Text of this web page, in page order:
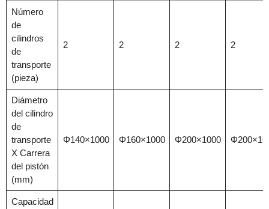
Número
de
cilindros
de
transporte
(pieza)
2 2 2 2
Diámetro
del cilindro
de
transporte
X Carrera
del pistón
(mm)
Φ140×1000 Φ160×1000 Φ200×1000
Capacidad